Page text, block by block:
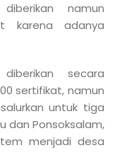
namun
karena adanya
secara
sertifikat, namun
untuk tiga
dan Ponsoksalam,
menjadi desa